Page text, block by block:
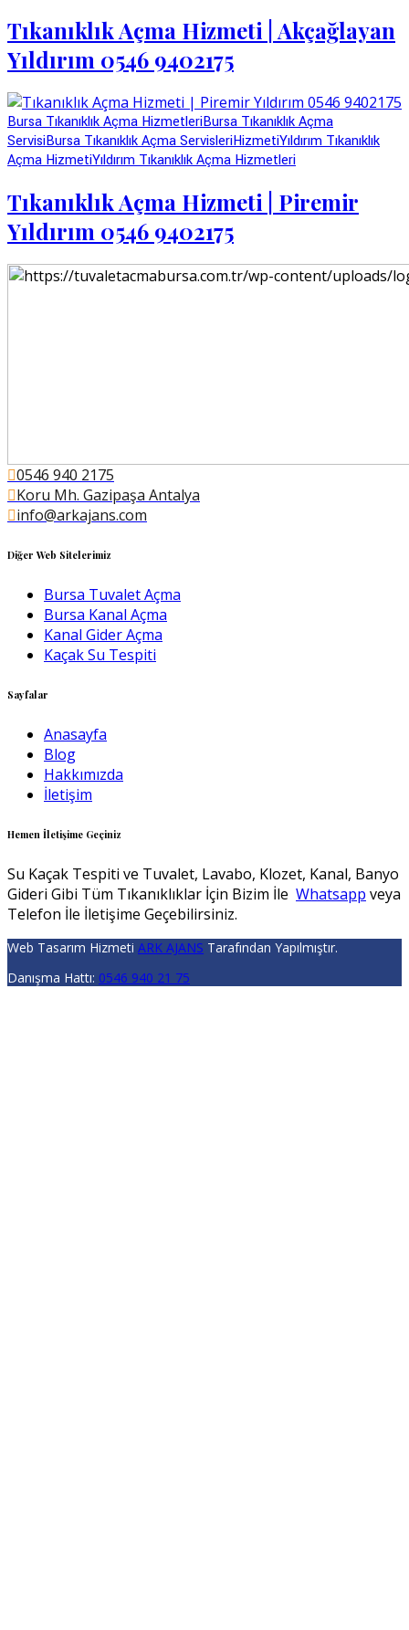
Tıkanıklık Açma Hizmeti | Akçağlayan
Yıldırım 0546 9402175
Bursa Tıkanıklık Açma HizmetleriBursa Tıkanıklık Açma
ServisiBursa Tıkanıklık Açma ServisleriHizmetiYıldırım Tıkanıklık
Açma HizmetiYıldırım Tıkanıklık Açma Hizmetleri
Tıkanıklık Açma Hizmeti | Piremir
Yıldırım 0546 9402175
0546 940 2175
Koru Mh. Gazipaşa Antalya
info@arkajans.com
Diğer Web Sitelerimiz
Bursa Tuvalet Açma
Bursa Kanal Açma
Kanal Gider Açma
Kaçak Su Tespiti
Sayfalar
Anasayfa
Blog
Hakkımızda
İletişim
Hemen İletişime Geçiniz
Su Kaçak Tespiti ve Tuvalet, Lavabo, Klozet, Kanal, Banyo
Gideri Gibi Tüm Tıkanıklıklar İçin Bizim İle Whatsapp veya
Telefon İle İletişime Geçebilirsiniz.
Web Tasarım Hizmeti ARK AJANS Tarafından Yapılmıştır.
Danışma Hattı: 0546 940 21 75